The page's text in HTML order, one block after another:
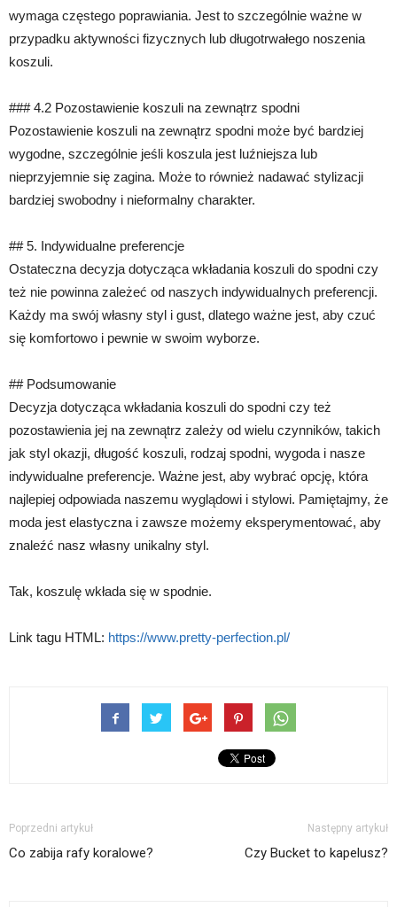
wymaga częstego poprawiania. Jest to szczególnie ważne w
przypadku aktywności fizycznych lub długotrwałego noszenia
koszuli.
### 4.2 Pozostawienie koszuli na zewnątrz spodni
Pozostawienie koszuli na zewnątrz spodni może być bardziej
wygodne, szczególnie jeśli koszula jest luźniejsza lub
nieprzyjemnie się zagina. Może to również nadawać stylizacji
bardziej swobodny i nieformalny charakter.
## 5. Indywidualne preferencje
Ostateczna decyzja dotycząca wkładania koszuli do spodni czy
też nie powinna zależeć od naszych indywidualnych preferencji.
Każdy ma swój własny styl i gust, dlatego ważne jest, aby czuć
się komfortowo i pewnie w swoim wyborze.
## Podsumowanie
Decyzja dotycząca wkładania koszuli do spodni czy też
pozostawienia jej na zewnątrz zależy od wielu czynników, takich
jak styl okazji, długość koszuli, rodzaj spodni, wygoda i nasze
indywidualne preferencje. Ważne jest, aby wybrać opcję, która
najlepiej odpowiada naszemu wyglądowi i stylowi. Pamiętajmy, że
moda jest elastyczna i zawsze możemy eksperymentować, aby
znaleźć nasz własny unikalny styl.
Tak, koszulę wkłada się w spodnie.
Link tagu HTML: https://www.pretty-perfection.pl/
Poprzedni artykuł
Co zabija rafy koralowe?
Następny artykuł
Czy Bucket to kapelusz?